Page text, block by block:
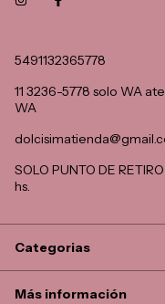
5491132365778
11 3236-5778 solo WA
WA
SOLO PUNTO DE
hs.
Categorias
Más información